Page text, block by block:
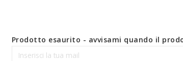
Prodotto esaurito - avvisami quando il